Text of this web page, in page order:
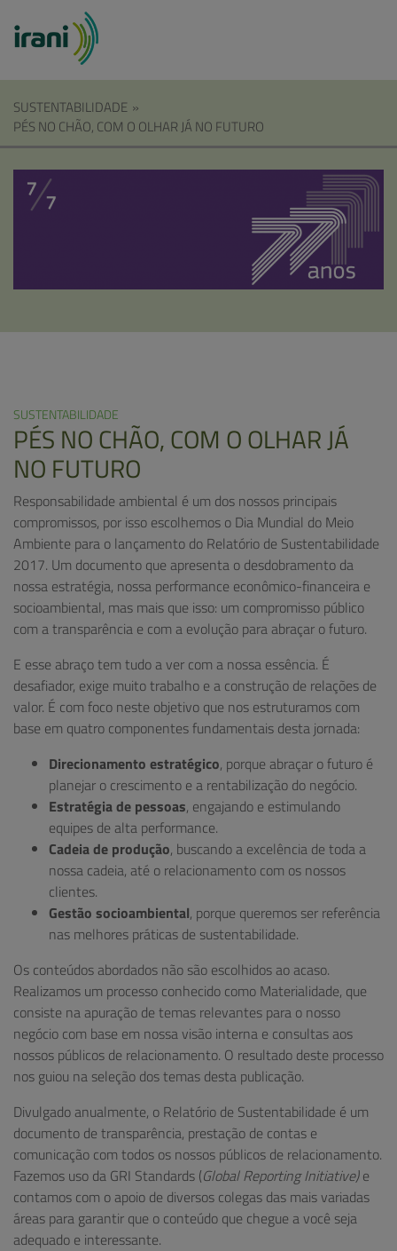
SUSTENTABILIDADE »
PÉS NO CHÃO, COM O OLHAR JÁ NO FUTURO
SUSTENTABILIDADE
PÉS NO CHÃO, COM O OLHAR JÁ
NO FUTURO
Responsabilidade ambiental é um dos nossos principais
compromissos, por isso escolhemos o Dia Mundial do Meio
Ambiente para o lançamento do Relatório de Sustentabilidade
2017. Um documento que apresenta o desdobramento da
nossa estratégia, nossa performance econômico-financeira e
socioambiental, mas mais que isso: um compromisso público
com a transparência e com a evolução para abraçar o futuro.
E esse abraço tem tudo a ver com a nossa essência. É
desafiador, exige muito trabalho e a construção de relações de
valor. É com foco neste objetivo que nos estruturamos com
base em quatro componentes fundamentais desta jornada:
Direcionamento estratégico, porque abraçar o futuro é
planejar o crescimento e a rentabilização do negócio.
Estratégia de pessoas, engajando e estimulando
equipes de alta performance.
Cadeia de produção, buscando a excelência de toda a
nossa cadeia, até o relacionamento com os nossos
clientes.
Gestão socioambiental, porque queremos ser referência
nas melhores práticas de sustentabilidade.
Os conteúdos abordados não são escolhidos ao acaso.
Realizamos um processo conhecido como Materialidade, que
consiste na apuração de temas relevantes para o nosso
negócio com base em nossa visão interna e consultas aos
nossos públicos de relacionamento. O resultado deste processo
nos guiou na seleção dos temas desta publicação.
Divulgado anualmente, o Relatório de Sustentabilidade é um
documento de transparência, prestação de contas e
comunicação com todos os nossos públicos de relacionamento.
Fazemos uso da GRI Standards (Global Reporting Initiative)e
contamos com o apoio de diversos colegas das mais variadas
áreas para garantir que o conteúdo que chegue a você seja
adequado e interessante.